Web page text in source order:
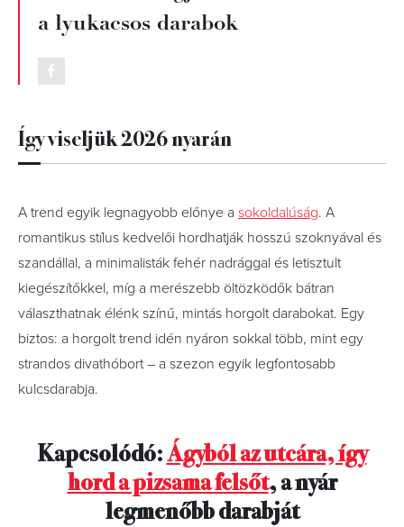
a lyukacsos darabok
Így viseljük 2026 nyarán
A trend egyik legnagyobb előnye a sokoldalúság. A
romantikus stílus kedvelői hordhatják hosszú szoknyával és
szandállal, a minimalisták fehér nadrággal és letisztult
kiegészítőkkel, míg a merészebb öltözködők bátran
választhatnak élénk színű, mintás horgolt darabokat. Egy
biztos: a horgolt trend idén nyáron sokkal több, mint egy
strandos divathóbort – a szezon egyik legfontosabb
kulcsdarabja.
Kapcsolódó:Ágyból az utcára, így
hord a pizsama felsőt, a nyár
legmenőbb darabját